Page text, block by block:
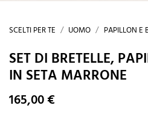
SCELTI PER TE UOMO PAPILLON E
SET DI BRETELLE,
IN SETA MARRONE
165,00 €